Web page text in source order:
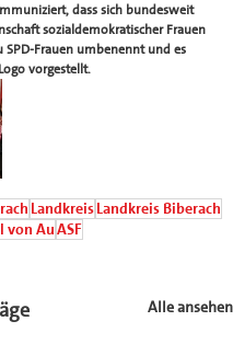
dass sich bundesweit
sozialdemokratischer Frauen
SPD-Frauen umbenennt und es
vorgestellt.
LandkreisLandkreis Biberach
von AuASF
Alle ansehen